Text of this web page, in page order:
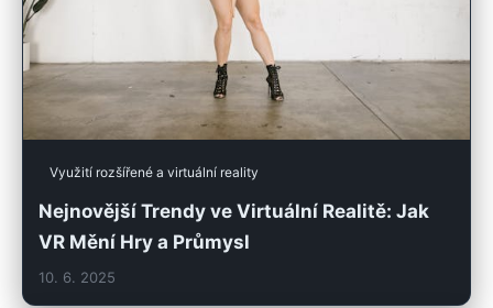
Využití rozšířené a virtuální reality
Nejnovější Trendy ve Virtuální Realitě: Jak
VR Mění Hry a Průmysl
10. 6. 2025